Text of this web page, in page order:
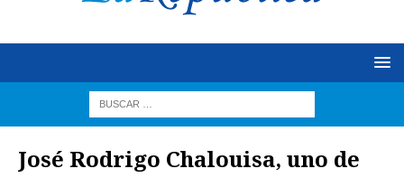
José Rodrigo Chalouisa, uno de